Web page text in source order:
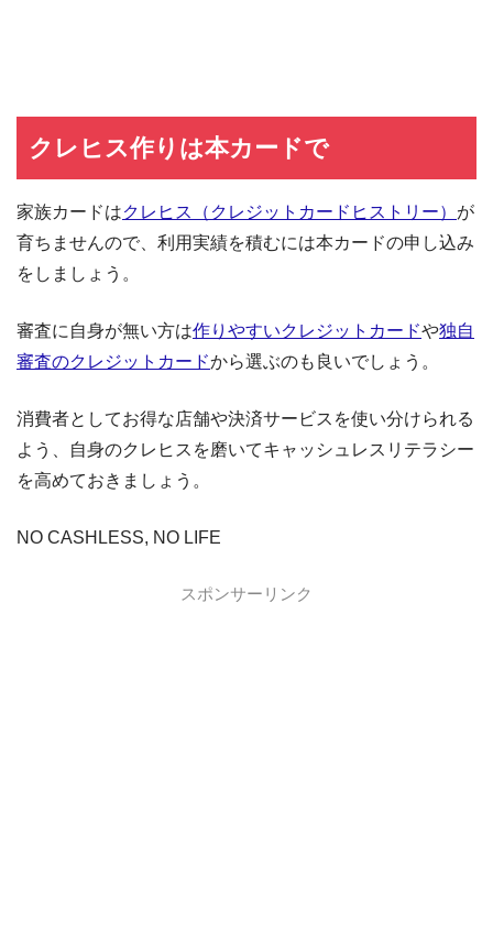
クレヒス作りは本カードで
家族カードはクレヒス（クレジットカードヒストリー） が
育ちませんので、利用実績を積むには本カードの申し込み
をしましょう。
審査に自身が無い方は作りやすいクレジットカードや独自
審査のクレジットカードから選ぶのも良いでしょう。
消費者としてお得な店舗や決済サービスを使い分けられる
よう、自身のクレヒスを磨いてキャッシュレスリテラシー
を高めておきましょう。
NO CASHLESS, NO LIFE
スポンサーリンク